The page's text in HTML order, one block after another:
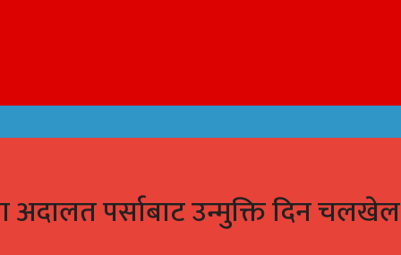
अदालत पर्साबाट उन्मुक्ति दिन चलखेल